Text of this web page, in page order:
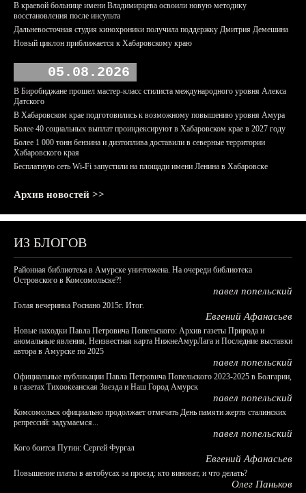
В краевой больнице имени Владимирцева освоили новую методику
восстановления после инсульта
Дальневосточная студия кинохроники получила поддержку Дмитрия Демешина
Новый циклон приближается к Хабаровскому краю
05.08.2026
В Биробиджане прошел мастер-класс стилиста международного уровня Алекса
Датского
В Хабаровском крае подготовились к возможному повышению уровня Амура
Более 40 социальных выплат проиндексируют в Хабаровском крае в 2027 году
Более 1 000 тонн бензина и дизтоплива доставили в северные территории
Хабаровского края
Бесплатную сеть Wi-Fi запустили на площади имени Ленина в Хабаровске
Архив новостей >>
ИЗ БЛОГОВ
Районная библиотека в Амурске уничтожена. На очереди библиотека
Островского в Комсомольске?!
павел попельский
Голая вечеринка Роснано 2015г. Итог.
Евгений Афанасьев
Новые находки Павла Петровича Попельского: Архив газеты Природа и
аномальные явления, Неизвестная карта НижнеАмурЛага и Последние выставки
автора в Амурске по 2025
павел попельский
Официальные публикации Павла Петровича Попельского 2023-2025 в Болгарии,
в газетах Тихоокеанская Звезда и Наш Город Амурск
павел попельский
Комсомольск официально продолжает отмечать День памяти жертв сталинских
репрессий: задумаемся...
павел попельский
Кого боится Путин: Сергей Фургал
Евгений Афанасьев
Повышение платы в автобусах за проезд: кто виноват, и что делать?
Олег Паньков